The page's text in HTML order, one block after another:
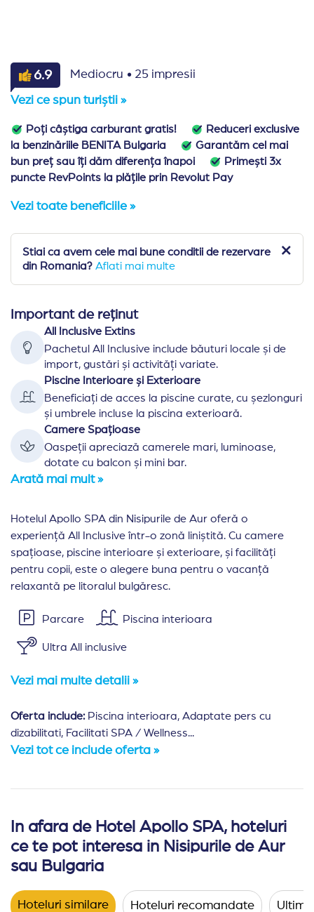
6.9 Mediocru · 25 impresii
Vezi ce spun turiștii »
Poți câștiga carburant gratis!
Reduceri exclusive
la benzinăriile BENITA Bulgaria
Garantăm cel mai
bun preț sau îți dăm diferența înapoi
Primești 3x
puncte RevPoints la plățile prin Revolut Pay
Vezi toate beneficiile »
Stiai ca avem cele mai bune conditii de rezervare
din Romania? Aflati mai multe
Hotelul Apollo SPA din Nisipurile de Aur oferă o
experiență All Inclusive într-o zonă liniștită. Cu camere
spațioase, piscine interioare și exterioare, și facilități
pentru copii, este o alegere buna pentru o vacanță
relaxantă pe litoralul bulgăresc.
Parcare Piscina interioara
Ultra All inclusive
Vezi mai multe detalii »
Oferta include:Piscina interioara, Adaptate pers cu
dizabilitati, Facilitati SPA / Wellness...
Vezi tot ce include oferta »
Important de reținut
All Inclusive Extins
Pachetul All Inclusive include băuturi locale și de
import, gustări și activități variate.
Piscine Interioare și Exterioare
Beneficiați de acces la piscine curate, cu șezlonguri
și umbrele incluse la piscina exterioară.
Camere Spațioase
Oaspeții apreciază camerele mari, luminoase,
dotate cu balcon și mini bar.
Arată mai mult »
Amplasare: Hotelul Apollo SPA este situat in
Cazare: Hotelul ofera cazare in 196 de camere
Camera family (50 mp) - o sigura incapere; 2
In afara de Hotel Apollo SPA, hoteluri
ce te pot interesa in Nisipurile de Aur
sau Bulgaria
Hoteluri similare Hoteluri recomandate